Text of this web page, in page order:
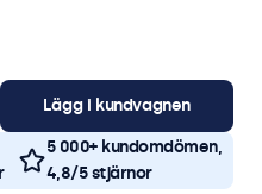
Lägg i kundvagnen
5 000+ kundomdömen,
4,8/5 stjärnor